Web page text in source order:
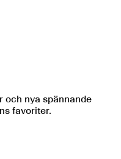
och nya spännande
favoriter.